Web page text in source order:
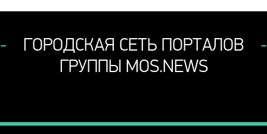
ГОРОДСКАЯ СЕТЬ ПОРТАЛОВ
ГРУППЫ MOS.NEWS